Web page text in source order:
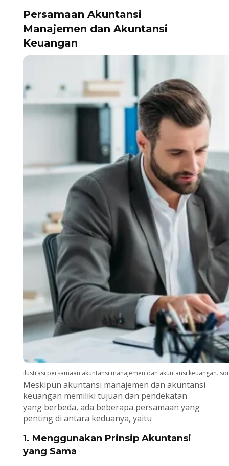
Persamaan Akuntansi
Manajemen dan Akuntansi
Keuangan
ilustrasi persamaan akuntansi manajemen dan akuntansi keuangan.
Meskipun akuntansi manajemen dan akuntansi
keuangan memiliki tujuan dan pendekatan
yang berbeda, ada beberapa persamaan yang
penting di antara keduanya, yaitu
1. Menggunakan Prinsip Akuntansi
yang Sama